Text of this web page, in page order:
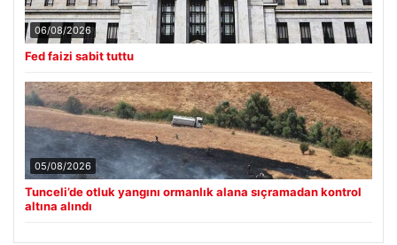
06/08/2026
Fed faizi sabit tuttu
05/08/2026
Tunceli’de otluk yangını ormanlık alana sıçramadan kontrol
altına alındı